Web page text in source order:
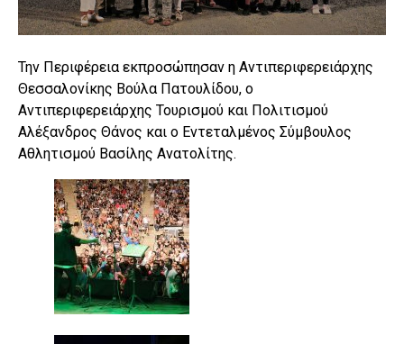
Την Περιφέρεια εκπροσώπησαν η Αντιπεριφερειάρχης
Θεσσαλονίκης Βούλα Πατουλίδου, ο
Αντιπεριφερειάρχης Τουρισμού και Πολιτισμού
Αλέξανδρος Θάνος και ο Εντεταλμένος Σύμβουλος
Αθλητισμού Βασίλης Ανατολίτης.